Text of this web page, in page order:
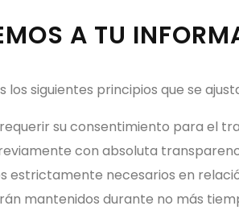
A TU
siguientes principios que se
su consentimiento para el
con absoluta
estrictamente necesarios en
mantenidos durante no más